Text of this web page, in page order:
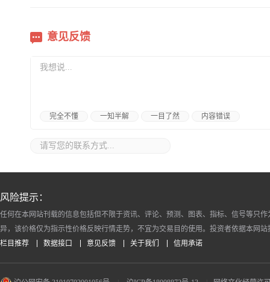
意见反馈
完全不懂 一知半解 一目了然 内容错误
风险提示：
任何在本网站刊载的信息包括但不限于资讯、评论、预测、图表、指标、信号等只
异，该价格仅为指示性价格反映行情走势，不宜为交易目的使用。投资者依据本网
栏目推荐
数据接口 意见反馈 关于我们 信用承诺